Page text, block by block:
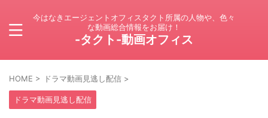
今はなきエージェントオフィスタクト所属の人物や、色々
な動画総合情報をお届け！
-タクト-動画オフィス
HOME > ドラマ動画見逃し配信 >
ドラマ動画見逃し配信